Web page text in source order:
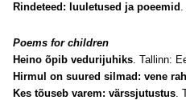
Rindeteed: luuletused ja poeemid .
Poems for children
Heino õpib vedurijuhiks. Tallinn:
Hirmul on suured silmad: vene
Kes tõuseb varem: värssjutustus.